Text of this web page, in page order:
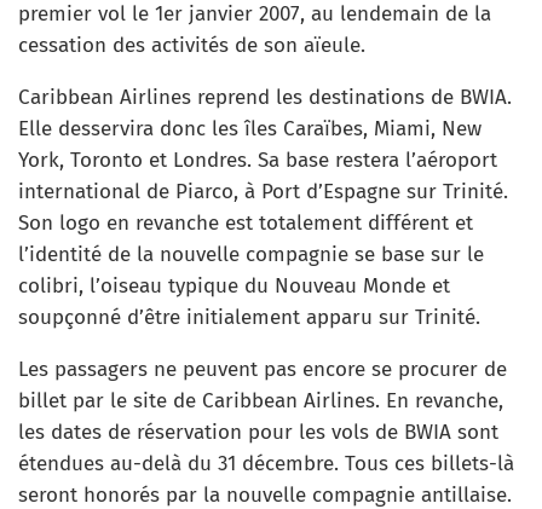
premier vol le 1er janvier 2007, au lendemain de la
cessation des activités de son aïeule.
Caribbean Airlines reprend les destinations de BWIA.
Elle desservira donc les îles Caraïbes, Miami, New
York, Toronto et Londres. Sa base restera l’aéroport
international de Piarco, à Port d’Espagne sur Trinité.
Son logo en revanche est totalement différent et
l’identité de la nouvelle compagnie se base sur le
colibri, l’oiseau typique du Nouveau Monde et
soupçonné d’être initialement apparu sur Trinité.
Les passagers ne peuvent pas encore se procurer de
billet par le site de Caribbean Airlines. En revanche,
les dates de réservation pour les vols de BWIA sont
étendues au-delà du 31 décembre. Tous ces billets-là
seront honorés par la nouvelle compagnie antillaise.